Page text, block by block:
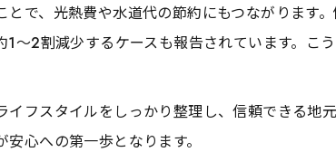
持ちする水回り設備の選び方
りリフォームで後悔しない設備選定ポイント
りリフォームで重視すべき耐久性と機能
器選びが左右する水回りリフォームの満足度
で、光熱費や水道代の節約にもつながります
〜2割減少するケースも報告されています。こ
フスタイルをしっかり整理し、信頼できる地
心への第一歩となります。